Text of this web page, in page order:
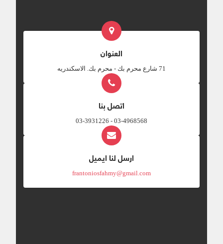
العنوان
‎71 شارع محرم بك - محرم بك. الاسكندريه
اتصل بنا
03-4968568 - 03-3931226
ارسل لنا ايميل
frantoniosfahmy@gmail.com